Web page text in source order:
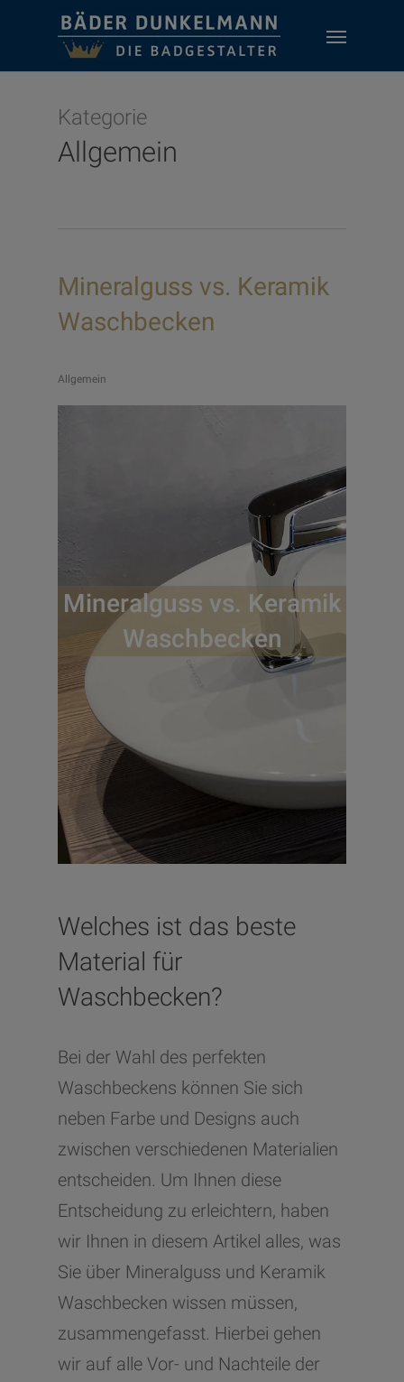
main
contentKategorie
Allgemein
Mineralguss vs. Keramik
Waschbecken
Allgemein
Mineralguss vs. Keramik
Waschbecken
Welches ist das beste
Material für
Waschbecken?
Bei der Wahl des perfekten
Waschbeckens können Sie sich
neben Farbe und Designs auch
zwischen verschiedenen Materialien
entscheiden. Um Ihnen diese
Entscheidung zu erleichtern, haben
wir Ihnen in diesem Artikel alles, was
Sie über Mineralguss und Keramik
Waschbecken wissen müssen,
zusammengefasst. Hierbei gehen
wir auf alle Vor- und Nachteile der